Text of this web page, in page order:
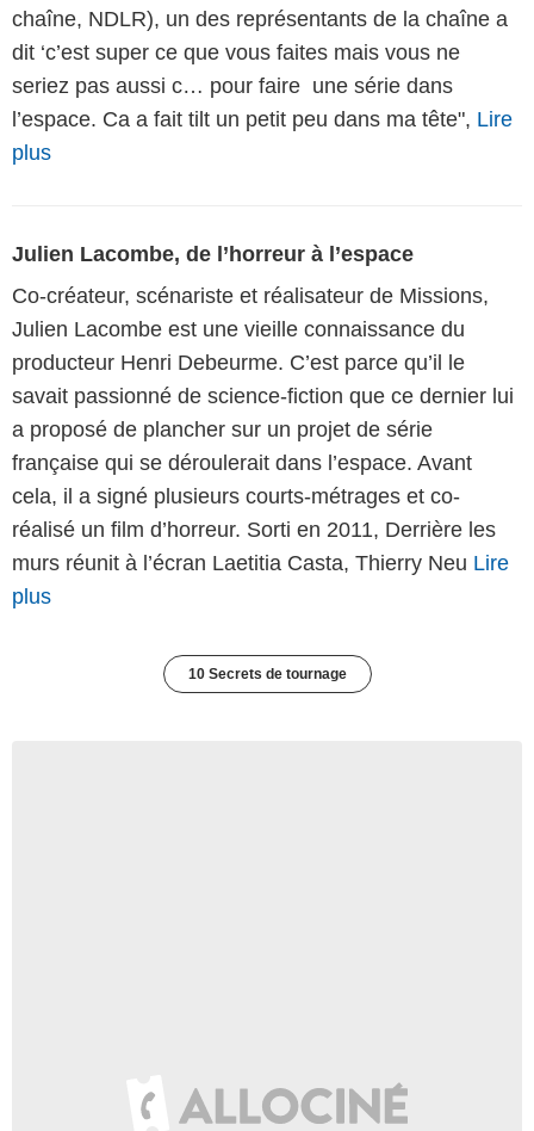
chaîne, NDLR), un des représentants de la chaîne a
dit ‘c’est super ce que vous faites mais vous ne
seriez pas aussi c… pour faire une série dans
l’espace. Ca a fait tilt un petit peu dans ma tête", Lire
plus
Julien Lacombe, de l’horreur à l’espace
Co-créateur, scénariste et réalisateur de Missions,
Julien Lacombe est une vieille connaissance du
producteur Henri Debeurme. C’est parce qu’il le
savait passionné de science-fiction que ce dernier lui
a proposé de plancher sur un projet de série
française qui se déroulerait dans l’espace. Avant
cela, il a signé plusieurs courts-métrages et co-
réalisé un film d’horreur. Sorti en 2011, Derrière les
murs réunit à l’écran Laetitia Casta, Thierry Neu Lire
plus
10 Secrets de tournage